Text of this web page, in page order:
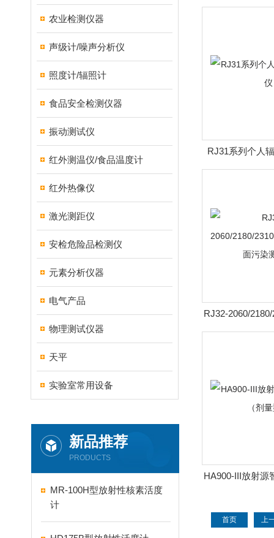
农业检测仪器
声级计/噪声分析仪
照度计/辐照计
食品安全检测仪器
振动测试仪
红外测温仪/食品温度计
红外热像仪
激光测距仪
安检危险品检测仪
元素分析仪器
电气产品
物理测试仪器
天平
实验室常用设备
新品推荐
PRODUCTS
MR-100H型放射性核素活度
计
线监
RJ31系列个人
RJ32-2060/
β表面污
HA900-III放射源
首页 上